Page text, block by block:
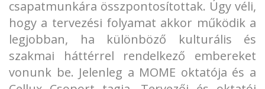
csapatmunkára összpontosítottak. Úgy véli,
hogy a tervezési folyamat akkor működik a
legjobban, ha különböző kulturális és
szakmai háttérrel rendelkező embereket
vonunk be. Jelenleg a MOME oktatója és a